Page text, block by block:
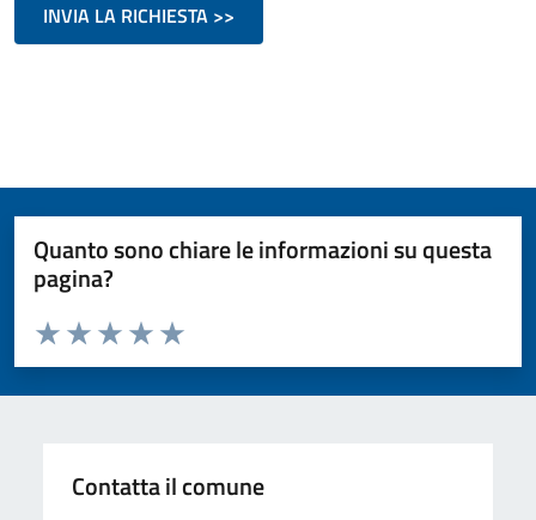
Quanto sono chiare le informazioni su questa
pagina?
Valuta da 1 a 5 stelle la pagina
Valuta 5 stelle su 5
Valuta 4 stelle su 5
Valuta 3 stelle su 5
Valuta 2 stelle su 5
Valuta 1 stelle su 5
Contatta il comune